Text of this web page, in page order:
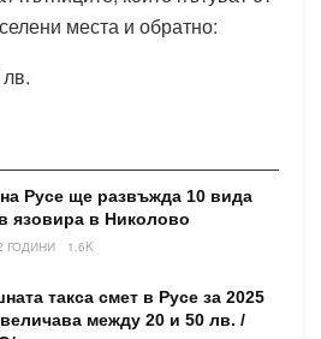
места и обратно:
Русе ще развъжда 10 вида
язовира в Николово
ГОДИНИ 1.6K
такса смет в Русе за 2025
между 20 и 50 лв. /